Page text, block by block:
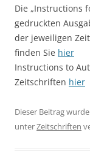
Die „Instructions
gedruckten
der jeweiligen
finden Sie hier
Instructions to
Zeitschriften hier
Dieser Beitrag
unterZeitschriften